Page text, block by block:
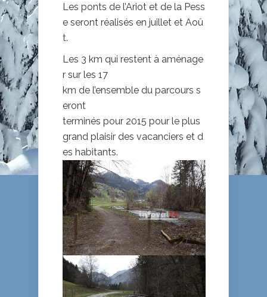
Les ponts de l’Ariot et de la Pess
e seront réalisés en juillet et Aoû
t.
Les 3 km qui restent à aménage
r sur les 17
km de l’ensemble du parcours s
eront
terminés pour 2015 pour le plus
grand plaisir des vacanciers et d
es habitants.